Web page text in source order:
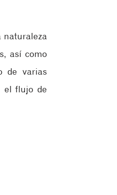
naturaleza
así como
de varias
el flujo de